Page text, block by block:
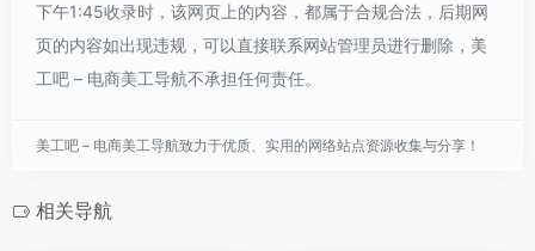
下午1:45收录时，该网页上的内容，都属于合规合法，后期网
页的内容如出现违规，可以直接联系网站管理员进行删除，美
工吧 – 电商美工导航不承担任何责任。
美工吧 – 电商美工导航致力于优质、实用的网络站点资源收集与分享！
相关导航